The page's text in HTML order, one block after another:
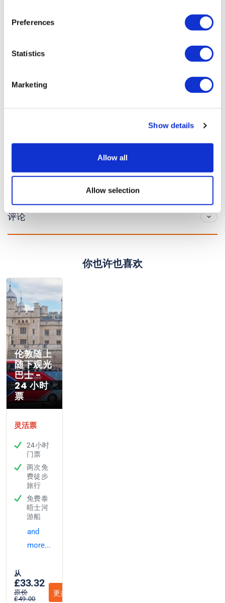
Preferences
Statistics
Marketing
Show details
Allow all
Allow selection
附加信息
本次行程不是随上随下系列产品
您可自由选择您3小时伦敦全境旅程的路线。我们推荐 主要游程
（蓝线）或者经典游（红线）。这两条线路经过最多著名景点，
提供最好的探索经历。请注意一旦选择路线途中您将不能改变到
Cancellation Policy
出发前一晚午夜（英国时间）之前取消或更改行程，即可获得全额
评论
你也许也喜欢
伦敦随上
随下观光
巴士 -
24 小时
票
灵活票
24小时
门票
两次免
费徒步
旅行
免费泰
晤士河
游船
and
more...
从
£33.32
原价
£49.00
更多信息